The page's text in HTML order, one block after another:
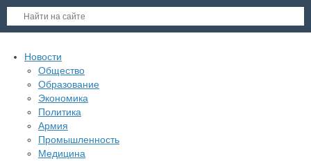
Новости
Общество
Образование
Экономика
Политика
Армия
Промышленность
Медицина